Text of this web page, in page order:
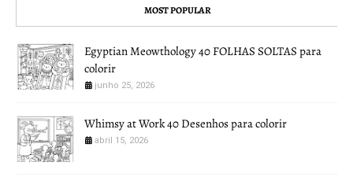
MOST POPULAR
Egyptian Meowthology 40 FOLHAS SOLTAS para
colorir
junho 25, 2026
Whimsy at Work 40 Desenhos para colorir
abril 15, 2026